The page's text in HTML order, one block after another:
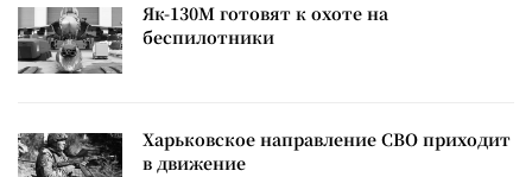
Як-130М готовят к охоте на
беспилотники
Харьковское направление СВО приходит
в движение